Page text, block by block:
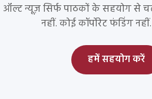
ऑल्ट न्यूज़ सिर्फ पाठकों के सहयोग से
नहीं. कोई कॉर्पोरेट फंडिंग
हमें सहयोग करें